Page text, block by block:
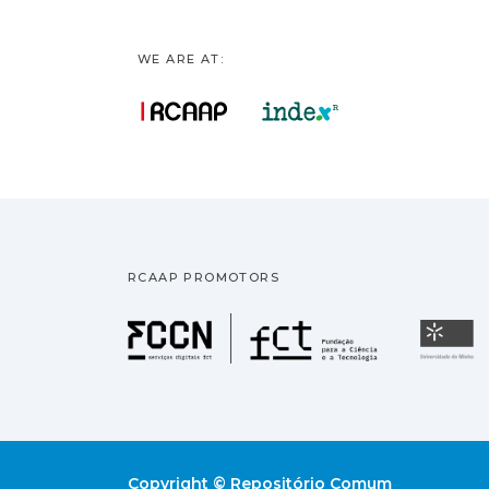
WE ARE AT:
RCAAP PROMOTORS
Fundação
Copyright © Repositório Comum